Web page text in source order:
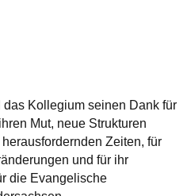
Kollegium seinen Dank für
Mut, neue Strukturen
Zeiten, für
und für ihr
die Evangelische